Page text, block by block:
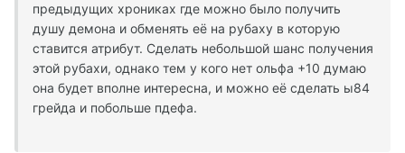
предыдущих хрониках где можно было получить
душу демона и обменять её на рубаху в которую
ставится атрибут. Сделать небольшой шанс получения
этой рубахи, однако тем у кого нет ольфа +10 думаю
она будет вполне интересна, и можно её сделать ы84
грейда и побольше пдефа.